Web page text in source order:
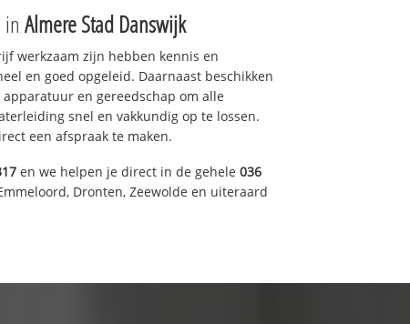
Almere Stad Danswijk
werkzaam zijn hebben kennis en
en goed opgeleid. Daarnaast beschikken
en gereedschap om alle
snel en vakkundig op te lossen.
een afspraak te maken.
en we helpen je direct in de gehele 036
Dronten, Zeewolde en uiteraard